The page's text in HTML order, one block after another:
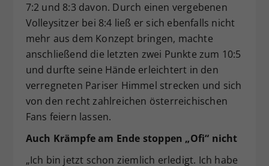
7:2 und 8:3 davon. Durch einen vergebenen
Volleysitzer bei 8:4 ließ er sich ebenfalls nicht
mehr aus dem Konzept bringen, machte
anschließend die letzten zwei Punkte zum 10:5
und durfte seine Hände erleichtert in den
verregneten Pariser Himmel strecken und sich
von den recht zahlreichen österreichischen
Fans feiern lassen.
Auch Krämpfe am Ende stoppen „Ofi“ nicht
„Ich bin jetzt schon ziemlich erledigt. Ich habe